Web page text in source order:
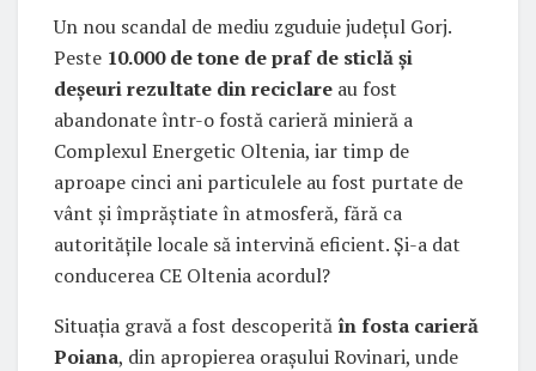
Un nou scandal de mediu zguduie județul Gorj.
Peste 10.000 de tone de praf de sticlă și
deșeuri rezultate din reciclare au fost
abandonate într-o fostă carieră minieră a
Complexul Energetic Oltenia, iar timp de
aproape cinci ani particulele au fost purtate de
vânt și împrăștiate în atmosferă, fără ca
autoritățile locale să intervină eficient. Și-a dat
conducerea CE Oltenia acordul?
Situația gravă a fost descoperită în fosta carieră
Poiana, din apropierea orașului Rovinari, unde